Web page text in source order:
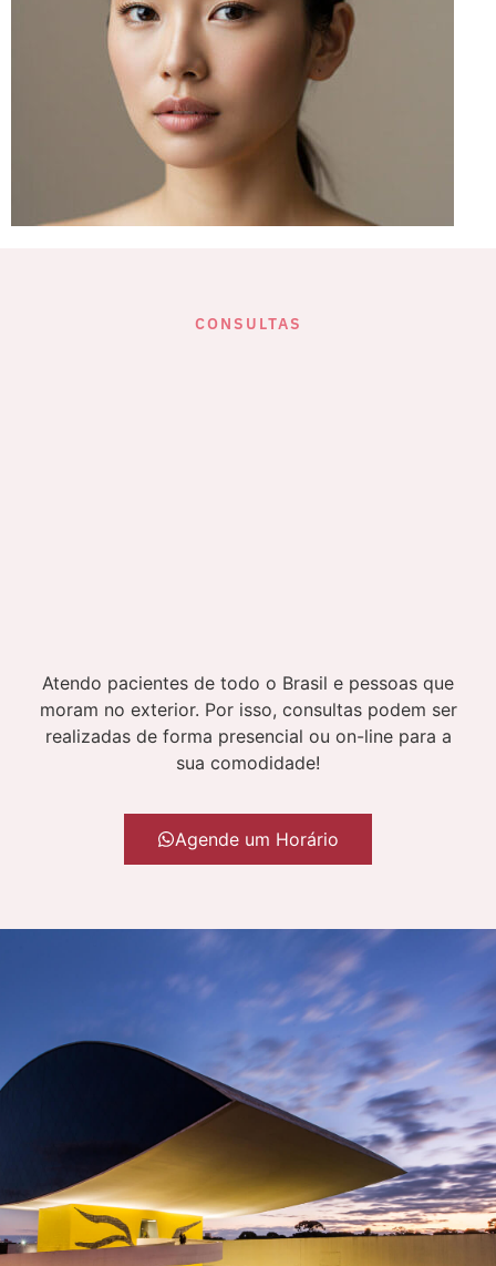
CONSULTAS
Atendo pacientes de todo o Brasil e pessoas que
moram no exterior. Por isso, consultas podem ser
realizadas de forma presencial ou on-line para a
sua comodidade!
Agende um Horário